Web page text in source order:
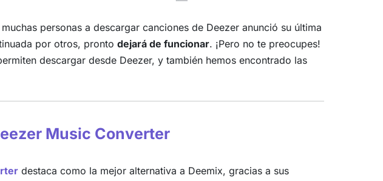
personas a descargar canciones de Deezer anunció su última
por otros, pronto dejará de funcionar. ¡Pero no te preocupes!
descargar desde Deezer, y también hemos encontrado las
Music Converter
destaca como la mejor alternativa a Deemix, gracias a sus